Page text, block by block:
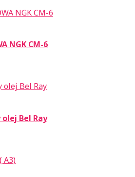
NGK CM-6
Bel Ray